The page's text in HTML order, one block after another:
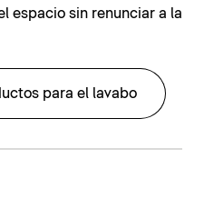
espacio sin renunciar a la
para el lavabo